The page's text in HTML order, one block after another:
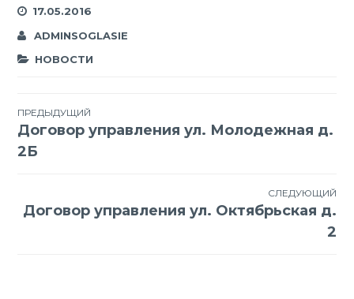
17.05.2016
ADMINSOGLASIE
НОВОСТИ
Навигация
по
ПРЕДЫДУЩИЙ
Договор управления ул. Молодежная д.
2Б
СЛЕДУЮЩИЙ
Договор управления ул. Октябрьская д.
2